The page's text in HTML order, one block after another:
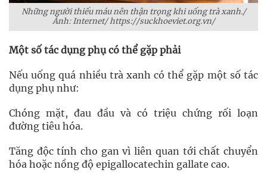
Những người thiếu máu nên thận trọng khi uống trà xanh./
Ảnh: Internet/ https://suckhoeviet.org.vn/
Một số tác dụng phụ có thể gặp phải
Nếu uống quá nhiều trà xanh có thể gặp một số tác
dụng phụ như:
Chóng mặt, đau đầu và có triệu chứng rối loạn
đường tiêu hóa.
Tăng độc tính cho gan vì liên quan tới chất chuyển
hóa hoặc nồng độ epigallocatechin gallate cao.